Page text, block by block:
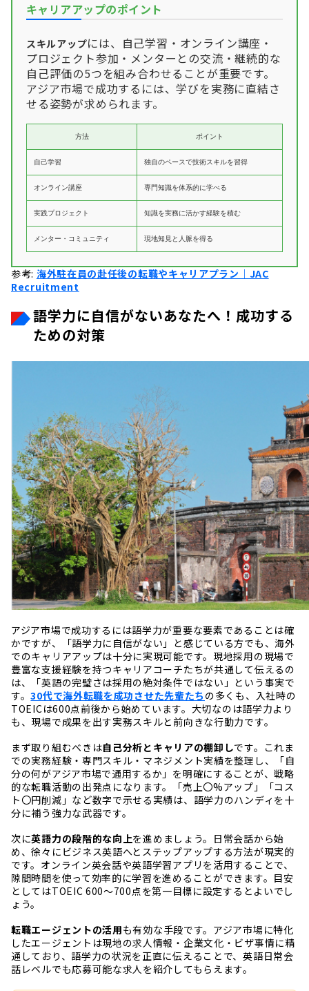
キャリアアップのポイント
スキルアップには、自己学習・オンライン講座・
プロジェクト参加・メンターとの交流・継続的な
自己評価の5つを組み合わせることが重要です。
アジア市場で成功するには、学びを実務に直結さ
せる姿勢が求められます。
方法 ポイント
自己学習 独自のペースで技術スキルを習得
オンライン講座 専門知識を体系的に学べる
実践プロジェクト 知識を実務に活かす経験を積む
メンター・コミュニティ 現地知見と人脈を得る
参考: 海外駐在員の赴任後の転職やキャリアプラン｜JAC
Recruitment
語学力に自信がないあなたへ！成功する
ための対策
アジア市場で成功するには語学力が重要な要素であることは確
かですが、「語学力に自信がない」と感じている方でも、海外
でのキャリアアップは十分に実現可能です。現地採用の現場で
豊富な支援経験を持つキャリアコーチたちが共通して伝えるの
は、「英語の完璧さは採用の絶対条件ではない」という事実で
す。30代で海外転職を成功させた先輩たち の多くも、入社時の
TOEICは600点前後から始めています。大切なのは語学力より
も、現場で成果を出す実務スキルと前向きな行動力です。
まず取り組むべきは自己分析とキャリアの棚卸しです。これま
での実務経験・専門スキル・マネジメント実績を整理し、「自
分の何がアジア市場で通用するか」を明確にすることが、戦略
的な転職活動の出発点になります。「売上〇%アップ」「コス
ト〇円削減」など数字で示せる実績は、語学力のハンディを十
分に補う強力な武器です。
次に英語力の段階的な向上を進めましょう。日常会話から始
め、徐々にビジネス英語へとステップアップする方法が現実的
です。オンライン英会話や英語学習アプリを活用することで、
隙間時間を使って効率的に学習を進めることができます。目安
としてはTOEIC 600〜700点を第一目標に設定するとよいでし
ょう。
転職エージェントの活用も有効な手段です。アジア市場に特化
したエージェントは現地の求人情報・企業文化・ビザ事情に精
通しており、語学力の状況を正直に伝えることで、英語日常会
話レベルでも応募可能な求人を紹介してもらえます。